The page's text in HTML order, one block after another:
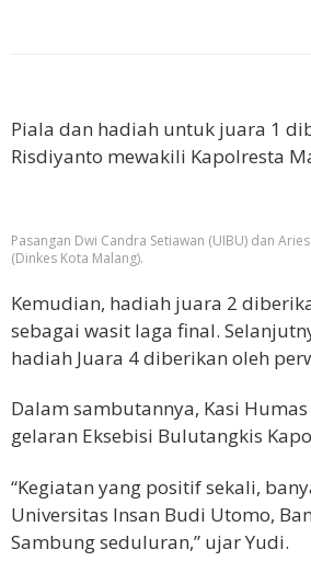
Piala dan hadiah untuk juara 1
Risdiyanto mewakili Kapolresta
Pasangan Dwi Candra Setiawan (UIBU) dan
(Dinkes Kota Malang).
Kemudian, hadiah juara 2
sebagai wasit laga final.
hadiah Juara 4 diberikan oleh
Dalam sambutannya, Kasi
gelaran Eksebisi Bulutangkis
“Kegiatan yang positif sekali,
Universitas Insan Budi Utomo,
Sambung seduluran,” ujar Yudi.